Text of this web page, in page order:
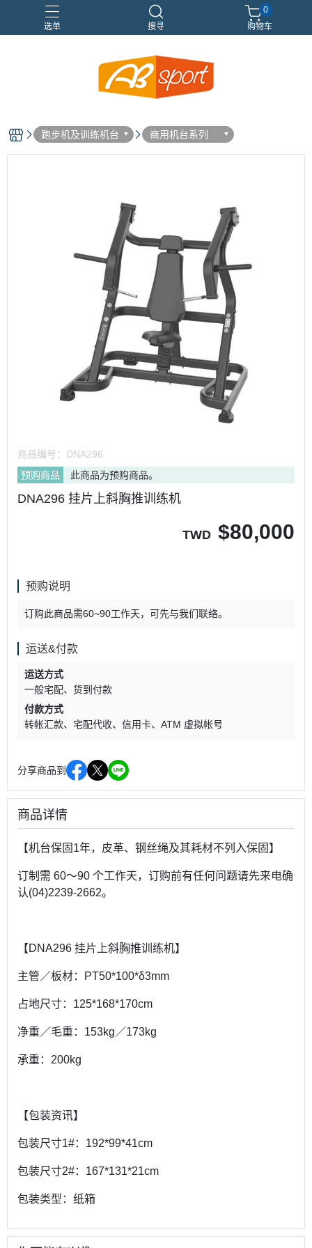
选单 搜寻
健身空間規劃 重訓
0
购物车
跑步机及训练机台 商用机台系列
商品编号： DNA296
预购商品
此商品为预购商品。
DNA296 挂片上斜胸推训练机
TWD $80,000
预购说明
订购此商品需60~90工作天，可先与我们联络。
运送&付款
运送方式
一般宅配
货到付款
付款方式
转帐汇款
宅配代收 信用卡 ATM 虚拟帐号
分享商品到
商品详情
【机台保固1年，皮革、钢丝绳及其耗材不列入保固】
订制需 60～90 个工作天，订购前有任何问题请先来电确
认(04)2239-2662。
【DNA296 挂片上斜胸推训练机】
主管／板材：PT50*100*δ3mm
占地尺寸：125*168*170cm
净重／毛重：153kg／173kg
承重：200kg
【包装资讯】
包装尺寸1#：192*99*41cm
包装尺寸2#：167*131*21cm
包装类型：纸箱